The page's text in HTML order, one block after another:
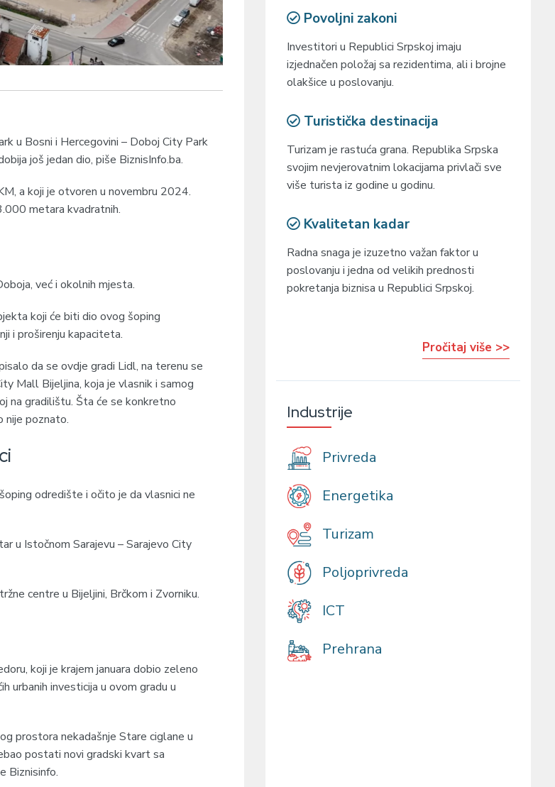
u Bosni i Hercegovini – Doboj City Park
još jedan dio, piše BiznisInfo.ba.
a koji je otvoren u novembru 2024.
metara kvadratnih.
već i okolnih mjesta.
koji će biti dio ovog šoping
i proširenju kapaciteta.
da se ovdje gradi Lidl, na terenu se
Mall Bijeljina, koja je vlasnik i samog
na gradilištu. Šta će se konkretno
nije poznato.
odredište i očito je da vlasnici ne
u Istočnom Sarajevu – Sarajevo City
centre u Bijeljini, Brčkom i Zvorniku.
koji je krajem januara dobio zeleno
urbanih investicija u ovom gradu u
prostora nekadašnje Stare ciglane u
postati novi gradski kvart sa
Biznisinfo.
Povoljni zakoni
Investitori u Republici Srpskoj imaju
izjednačen položaj sa rezidentima, ali i brojne
olakšice u poslovanju.
Turistička destinacija
Turizam je rastuća grana. Republika Srpska
svojim nevjerovatnim lokacijama privlači sve
više turista iz godine u godinu.
Kvalitetan kadar
Radna snaga je izuzetno važan faktor u
poslovanju i jedna od velikih prednosti
pokretanja biznisa u Republici Srpskoj.
Pročitaj više >>
Industrije
Privreda
Energetika
Turizam
Poljoprivreda
ICT
Prehrana